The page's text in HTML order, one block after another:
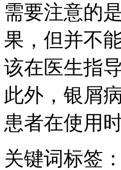
需要注意的
果，但并不
该在医生指
此外，银屑
患者在使用
关键词标签